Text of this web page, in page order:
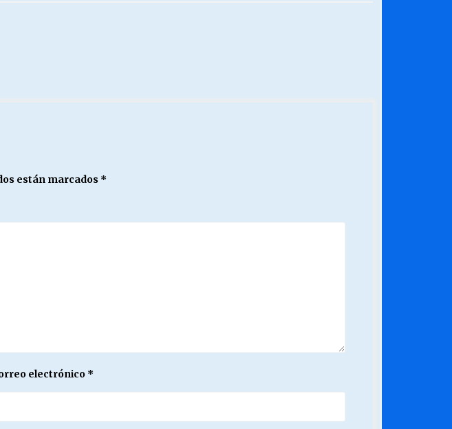
están marcados *
electrónico *